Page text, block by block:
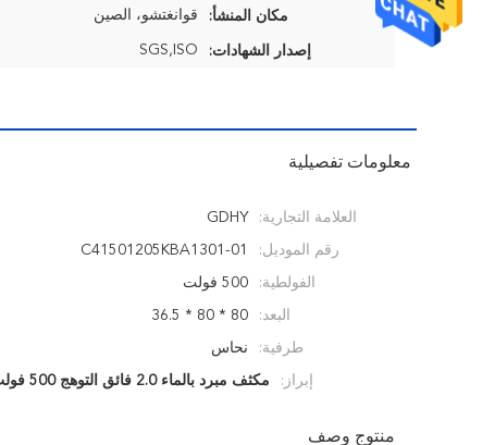
مكان المنشأ: قوانغتشو، الصين
إصدار الشهادات: SGS,ISO
معلومات تفصيلية
العلامة التجارية: GDHY
رقم الموديل: C41501205KBA1301-01
الفولطية: 500 فولت
البعد: 80 * 80 * 36.5
طرفية: نحاس
إبراز: مكثف مبرد بالماء 2.0 فائق التوهج 500 فولت
منتوج وصف